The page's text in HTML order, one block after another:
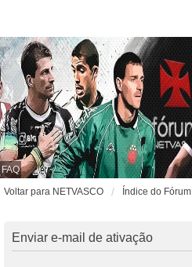
FAQ
Voltar para NETVASCO
Índice do Fórum
Enviar e-mail de ativação